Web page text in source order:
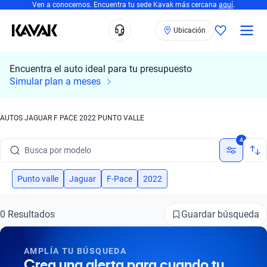
Ven a conocernos. Encuentra tu sede Kavak más cercana aquí.
Ubicación
Encuentra el auto ideal para tu presupuesto
Simular plan a meses
AUTOS JAGUAR F PACE 2022 PUNTO VALLE
Busca por modelo
Busca por versión
Busca por marca
Busca por modelo
4
Punto valle Jaguar F-Pace 2022
0 Resultados Guardar búsqueda
AMPLÍA TU BÚSQUEDA